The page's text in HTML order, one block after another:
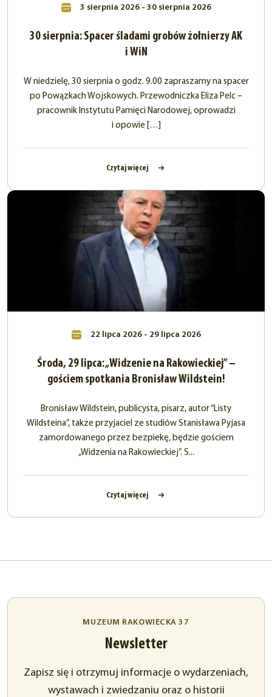
3 sierpnia 2026 - 30 sierpnia 2026
30 sierpnia: Spacer śladami grobów żołnierzy AK
i WiN
W niedzielę, 30 sierpnia o godz. 9.00 zapraszamy na spacer
po Powązkach Wojskowych. Przewodniczka Eliza Pelc –
pracownik Instytutu Pamięci Narodowej, oprowadzi
i opowie […]
Czytaj więcej
22 lipca 2026 - 29 lipca 2026
Środa, 29 lipca: „Widzenie na Rakowieckiej” –
gościem spotkania Bronisław Wildstein!
Bronisław Wildstein, publicysta, pisarz, autor “Listy
Wildsteina”, także przyjaciel ze studiów Stanisława Pyjasa
zamordowanego przez bezpiekę, będzie gościem
„Widzenia na Rakowieckiej”. S...
Czytaj więcej
MUZEUM RAKOWIECKA 37
Newsletter
Zapisz się i otrzymuj informacje o wydarzeniach,
wystawach i zwiedzaniu oraz o historii